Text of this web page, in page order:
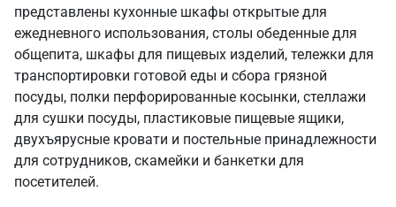
представлены кухонные шкафы открытые для
ежедневного использования, столы обеденные для
общепита, шкафы для пищевых изделий, тележки для
транспортировки готовой еды и сбора грязной
посуды, полки перфорированные косынки, стеллажи
для сушки посуды, пластиковые пищевые ящики,
двухъярусные кровати и постельные принадлежности
для сотрудников, скамейки и банкетки для
посетителей.